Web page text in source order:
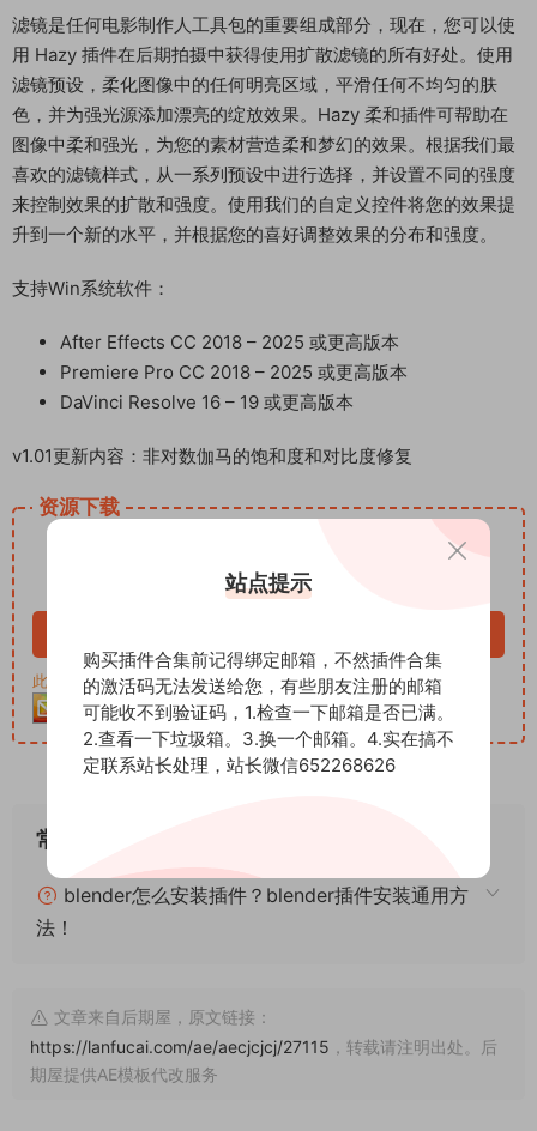
滤镜是任何电影制作人工具包的重要组成部分，现在，您可以使
用 Hazy 插件在后期拍摄中获得使用扩散滤镜的所有好处。使用
滤镜预设，柔化图像中的任何明亮区域，平滑任何不均匀的肤
色，并为强光源添加漂亮的绽放效果。Hazy 柔和插件可帮助在
图像中柔和强光，为您的素材营造柔和梦幻的效果。根据我们最
喜欢的滤镜样式，从一系列预设中进行选择，并设置不同的强度
来控制效果的扩散和强度。使用我们的自定义控件将您的效果提
升到一个新的水平，并根据您的喜好调整效果的分布和强度。
支持Win系统软件：
After Effects CC 2018 – 2025 或更高版本
Premiere Pro CC 2018 – 2025 或更高版本
DaVinci Resolve 16 – 19 或更高版本
v1.01更新内容：非对数伽马的饱和度和对比度修复
资源下载
VIP免费
此资源购买后30天内可下载。客服QQ：652268626
常见问题
blender怎么安装插件？blender插件安装通用方
法！
文章来自后期屋，原文链接：
https://lanfucai.com/ae/aecjcjcj/27115 ，转载请注明出处。后
期屋提供AE模板代改服务
站点提示
购买插件合集前记得绑定邮箱，不然插件合集
的激活码无法发送给您，有些朋友注册的邮箱
可能收不到验证码，1.检查一下邮箱是否已满。
2.查看一下垃圾箱。3.换一个邮箱。4.实在搞不
定联系站长处理，站长微信652268626